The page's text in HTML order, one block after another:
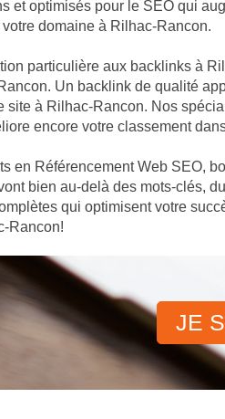
et optimisés pour le SEO qui
domaine à Rilhac-Rancon.
particulière aux backlinks à
Un backlink de qualité
site à Rilhac-Rancon. Nos
encore votre classement
en Référencement Web SEO,
bien au-delà des mots-clés,
qui optimisent votre
Rancon!
JE